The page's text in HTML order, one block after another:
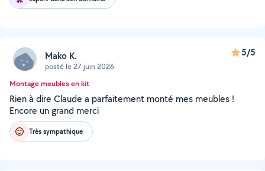
Mako K.
posté le 27 juin 2026
5/5
Montage meubles en kit
Rien à dire Claude a parfaitement monté mes meubles !
Encore un grand merci
Très sympathique